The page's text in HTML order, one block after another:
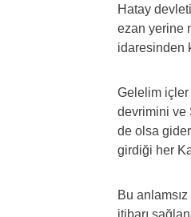
Hatay
ezan yerine
idaresinden
Gelelim içler
devrimini ve
de olsa
girdiği her
Bu
itibarı